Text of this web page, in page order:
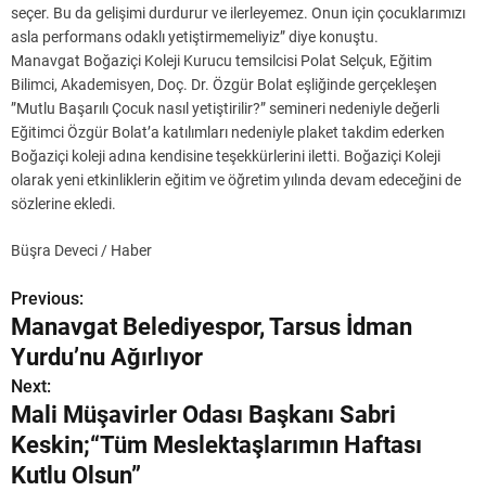
seçer. Bu da gelişimi durdurur ve ilerleyemez. Onun için çocuklarımızı
asla performans odaklı yetiştirmemeliyiz” diye konuştu.
Manavgat Boğaziçi Koleji Kurucu temsilcisi Polat Selçuk, Eğitim
Bilimci, Akademisyen, Doç. Dr. Özgür Bolat eşliğinde gerçekleşen
”Mutlu Başarılı Çocuk nasıl yetiştirilir?” semineri nedeniyle değerli
Eğitimci Özgür Bolat’a katılımları nedeniyle plaket takdim ederken
Boğaziçi koleji adına kendisine teşekkürlerini iletti. Boğaziçi Koleji
olarak yeni etkinliklerin eğitim ve öğretim yılında devam edeceğini de
sözlerine ekledi.
Büşra Deveci / Haber
Y
a
z
ı
g
Previous:
Manavgat Belediyespor, Tarsus İdman
Yurdu’nu Ağırlıyor
Next:
Mali Müşavirler Odası Başkanı Sabri
Keskin;“Tüm Meslektaşlarımın Haftası
Kutlu Olsun”